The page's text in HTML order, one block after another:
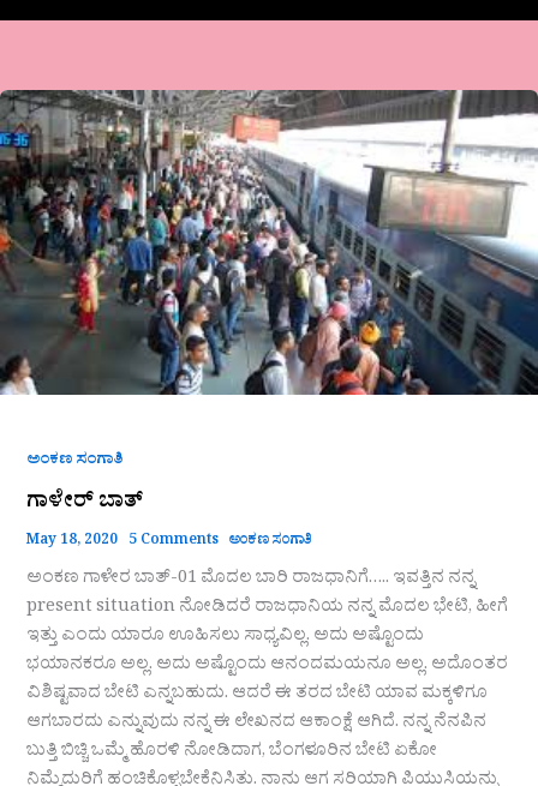
ಅಂಕಣ ಸಂಗಾತಿ
ಗಾಳೇರ್ ಬಾತ್
May 18, 2020 5 Comments ಅಂಕಣ ಸಂಗಾತಿ
ಅಂಕಣ ಗಾಳೇರ ಬಾತ್-01 ಮೊದಲ ಬಾರಿ ರಾಜಧಾನಿಗೆ….. ಇವತ್ತಿನ ನನ್ನ
present situation ನೋಡಿದರೆ ರಾಜಧಾನಿಯ ನನ್ನ ಮೊದಲ ಭೇಟಿ, ಹೀಗೆ
ಇತ್ತು ಎಂದು ಯಾರೂ ಊಹಿಸಲು ಸಾಧ್ಯವಿಲ್ಲ. ಅದು ಅಷ್ಟೊಂದು
ಭಯಾನಕರೂ ಅಲ್ಲ. ಅದು ಅಷ್ಟೊಂದು ಆನಂದಮಯನೂ ಅಲ್ಲ. ಅದೊಂತರ
ವಿಶಿಷ್ಟವಾದ ಬೇಟಿ ಎನ್ನಬಹುದು. ಆದರೆ ಈ ತರದ ಬೇಟಿ ಯಾವ ಮಕ್ಕಳಿಗೂ
ಆಗಬಾರದು ಎನ್ನುವುದು ನನ್ನ ಈ ಲೇಖನದ ಆಕಾಂಕ್ಷೆ ಆಗಿದೆ. ನನ್ನ ನೆನಪಿನ
ಬುತ್ತಿ ಬಿಚ್ಚಿ ಒಮ್ಮೆ ಹೊರಳಿ ನೋಡಿದಾಗ, ಬೆಂಗಳೂರಿನ ಬೇಟಿ ಏಕೋ
ಗಾಳೇರ್
ಬಾತ್